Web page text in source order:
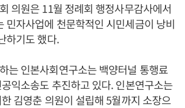
의원은 11월 정례회 행정사무감사에서
민자사업에 천문학적인 시민세금이 낭비
하기도 했다.
는 인본사회연구소는 백양터널 통행료
익소송도 추진하고 있다. 인본연구소는
김영춘 의원이 설립해 5월까지 소장으